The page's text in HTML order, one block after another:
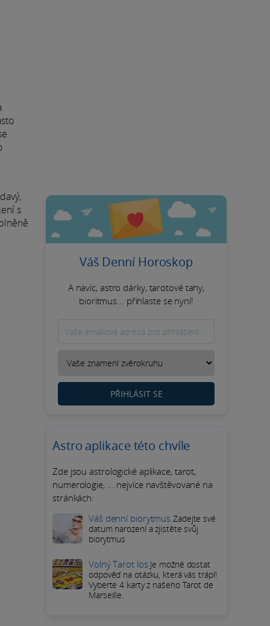
s
Váš Denní Horoskop
A navíc, astro dárky, tarotové tahy,
bioritmus... přihlaste se nyní!
PŘIHLÁSIT SE
Astro aplikace této chvíle
Zde jsou astrologické aplikace, tarot,
numerologie, ... nejvíce navštěvované na
stránkách:
Váš denní biorytmus Zadejte své
datum narození a zjistěte svůj
biorytmus
Volný Tarot los Je možné dostat
odpověď na otázku, která vás trápí!
Vyberte 4 karty z našeho Tarot de
Marseille.